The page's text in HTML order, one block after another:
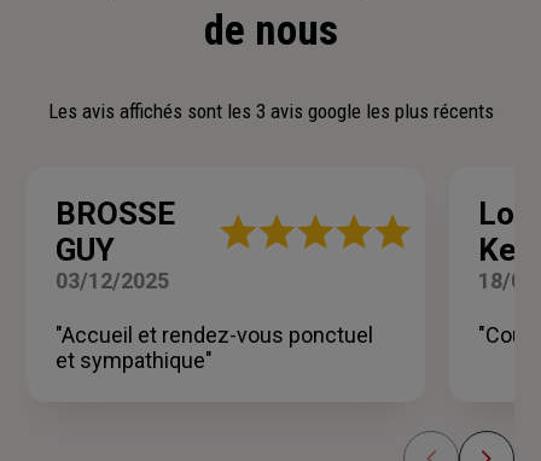
de nous
Les avis affichés sont les 3 avis google les plus récents
BROSSE
GUY
Note
étoiles
03/12/2025
"Accueil et rendez-vous ponctuel
et sympathique"
18/